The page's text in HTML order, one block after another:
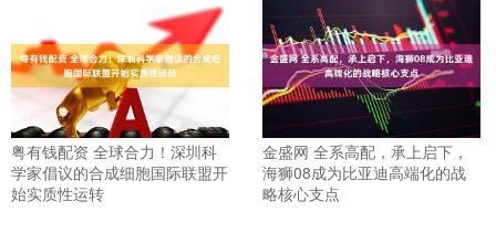
粤有钱配资 全球合力！深圳科
学家倡议的合成细胞国际联盟开
始实质性运转
金盛网 全系高配，承上启下，
海狮08成为比亚迪高端化的战
略核心支点